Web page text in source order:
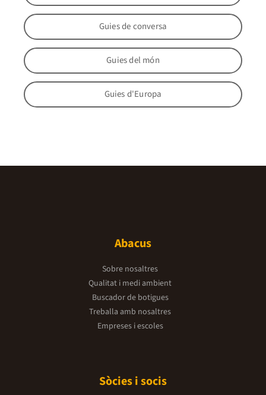
Guies de conversa
Guies del món
Guies d'Europa
Abacus
Sobre nosaltres
Qualitat i medi ambient
Buscador de botigues
Treballa amb nosaltres
Empreses i escoles
Sòcies i socis